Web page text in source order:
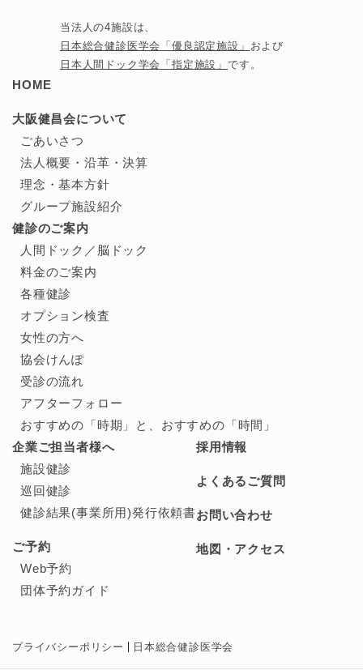
当法人の4施設は、
日本総合健診医学会「優良認定施設」 および
日本人間ドック学会「指定施設」です。
HOME
大阪健昌会について
ごあいさつ
法人概要・沿革・決算
理念・基本方針
グループ施設紹介
健診のご案内
人間ドック／ 脳ドック
料金のご案内
各種健診
オプション検査
女性の方へ
協会けんぽ
受診の流れ
アフターフォロー
おすすめの「時期」と、 おすすめの「時間」
企業ご担当者様へ
施設健診
巡回健診
健診結果(事業所用)発行依頼書
ご予約
Web予約
団体予約ガイド
採用情報
よくあるご質問
お問い合わせ
地図・アクセス
プライバシーポリシー 日本総合健診医学会